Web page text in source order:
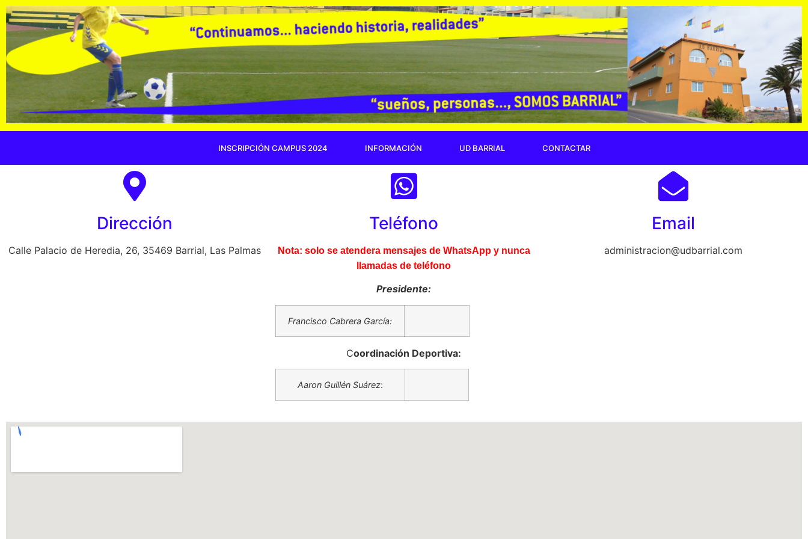
INSCRIPCIÓN CAMPUS 2024 INFORMACIÓN UD BARRIAL CONTACTAR
Dirección
Calle Palacio de Heredia, 26, 35469 Barrial, Las Palmas
Teléfono
Nota: solo se atendera mensajes de WhatsApp y nunca
llamadas de teléfono
Presidente:
Francisco Cabrera García:
Coordinación Deportiva:
Aaron Guillén Suárez:
Email
administracion@udbarrial.com